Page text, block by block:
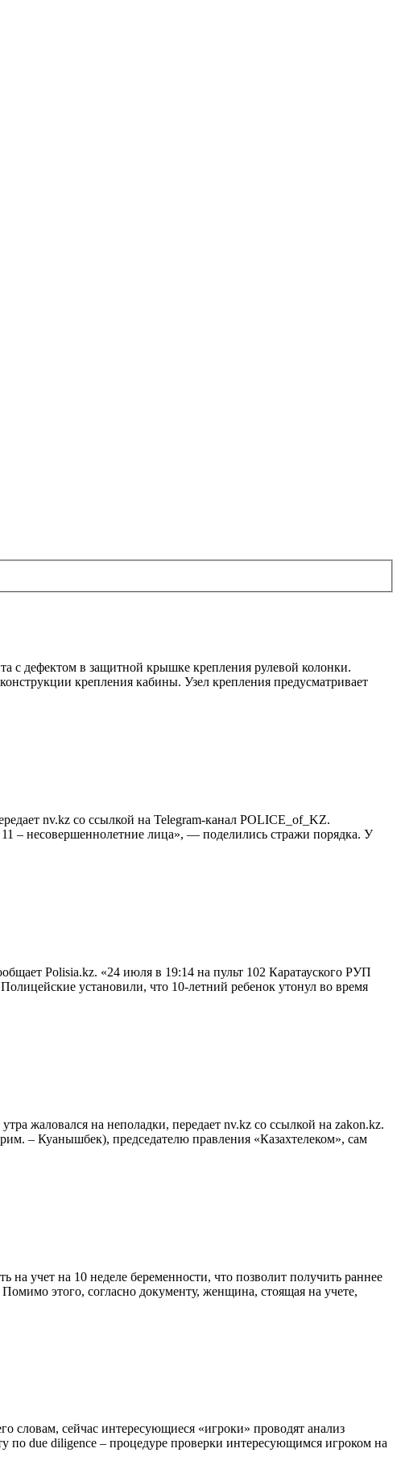
с дефектом в защитной крышке крепления рулевой колонки.
крепления кабины. Узел крепления предусматривает
nv.kz со ссылкой на Telegram-канал POLICE_of_KZ.
– несовершеннолетние лица», — поделились стражи порядка. У
Polisia.kz. «24 июля в 19:14 на пульт 102 Каратауского РУП
установили, что 10-летний ребенок утонул во время
жаловался на неполадки, передает nv.kz со ссылкой на zakon.kz.
– Куанышбек), председателю правления «Казахтелеком», сам
учет на 10 неделе беременности, что позволит получить раннее
этого, согласно документу, женщина, стоящая на учете,
сейчас интересующиеся «игроки» проводят анализ
по due diligence – процедуре проверки интересующимся игроком на